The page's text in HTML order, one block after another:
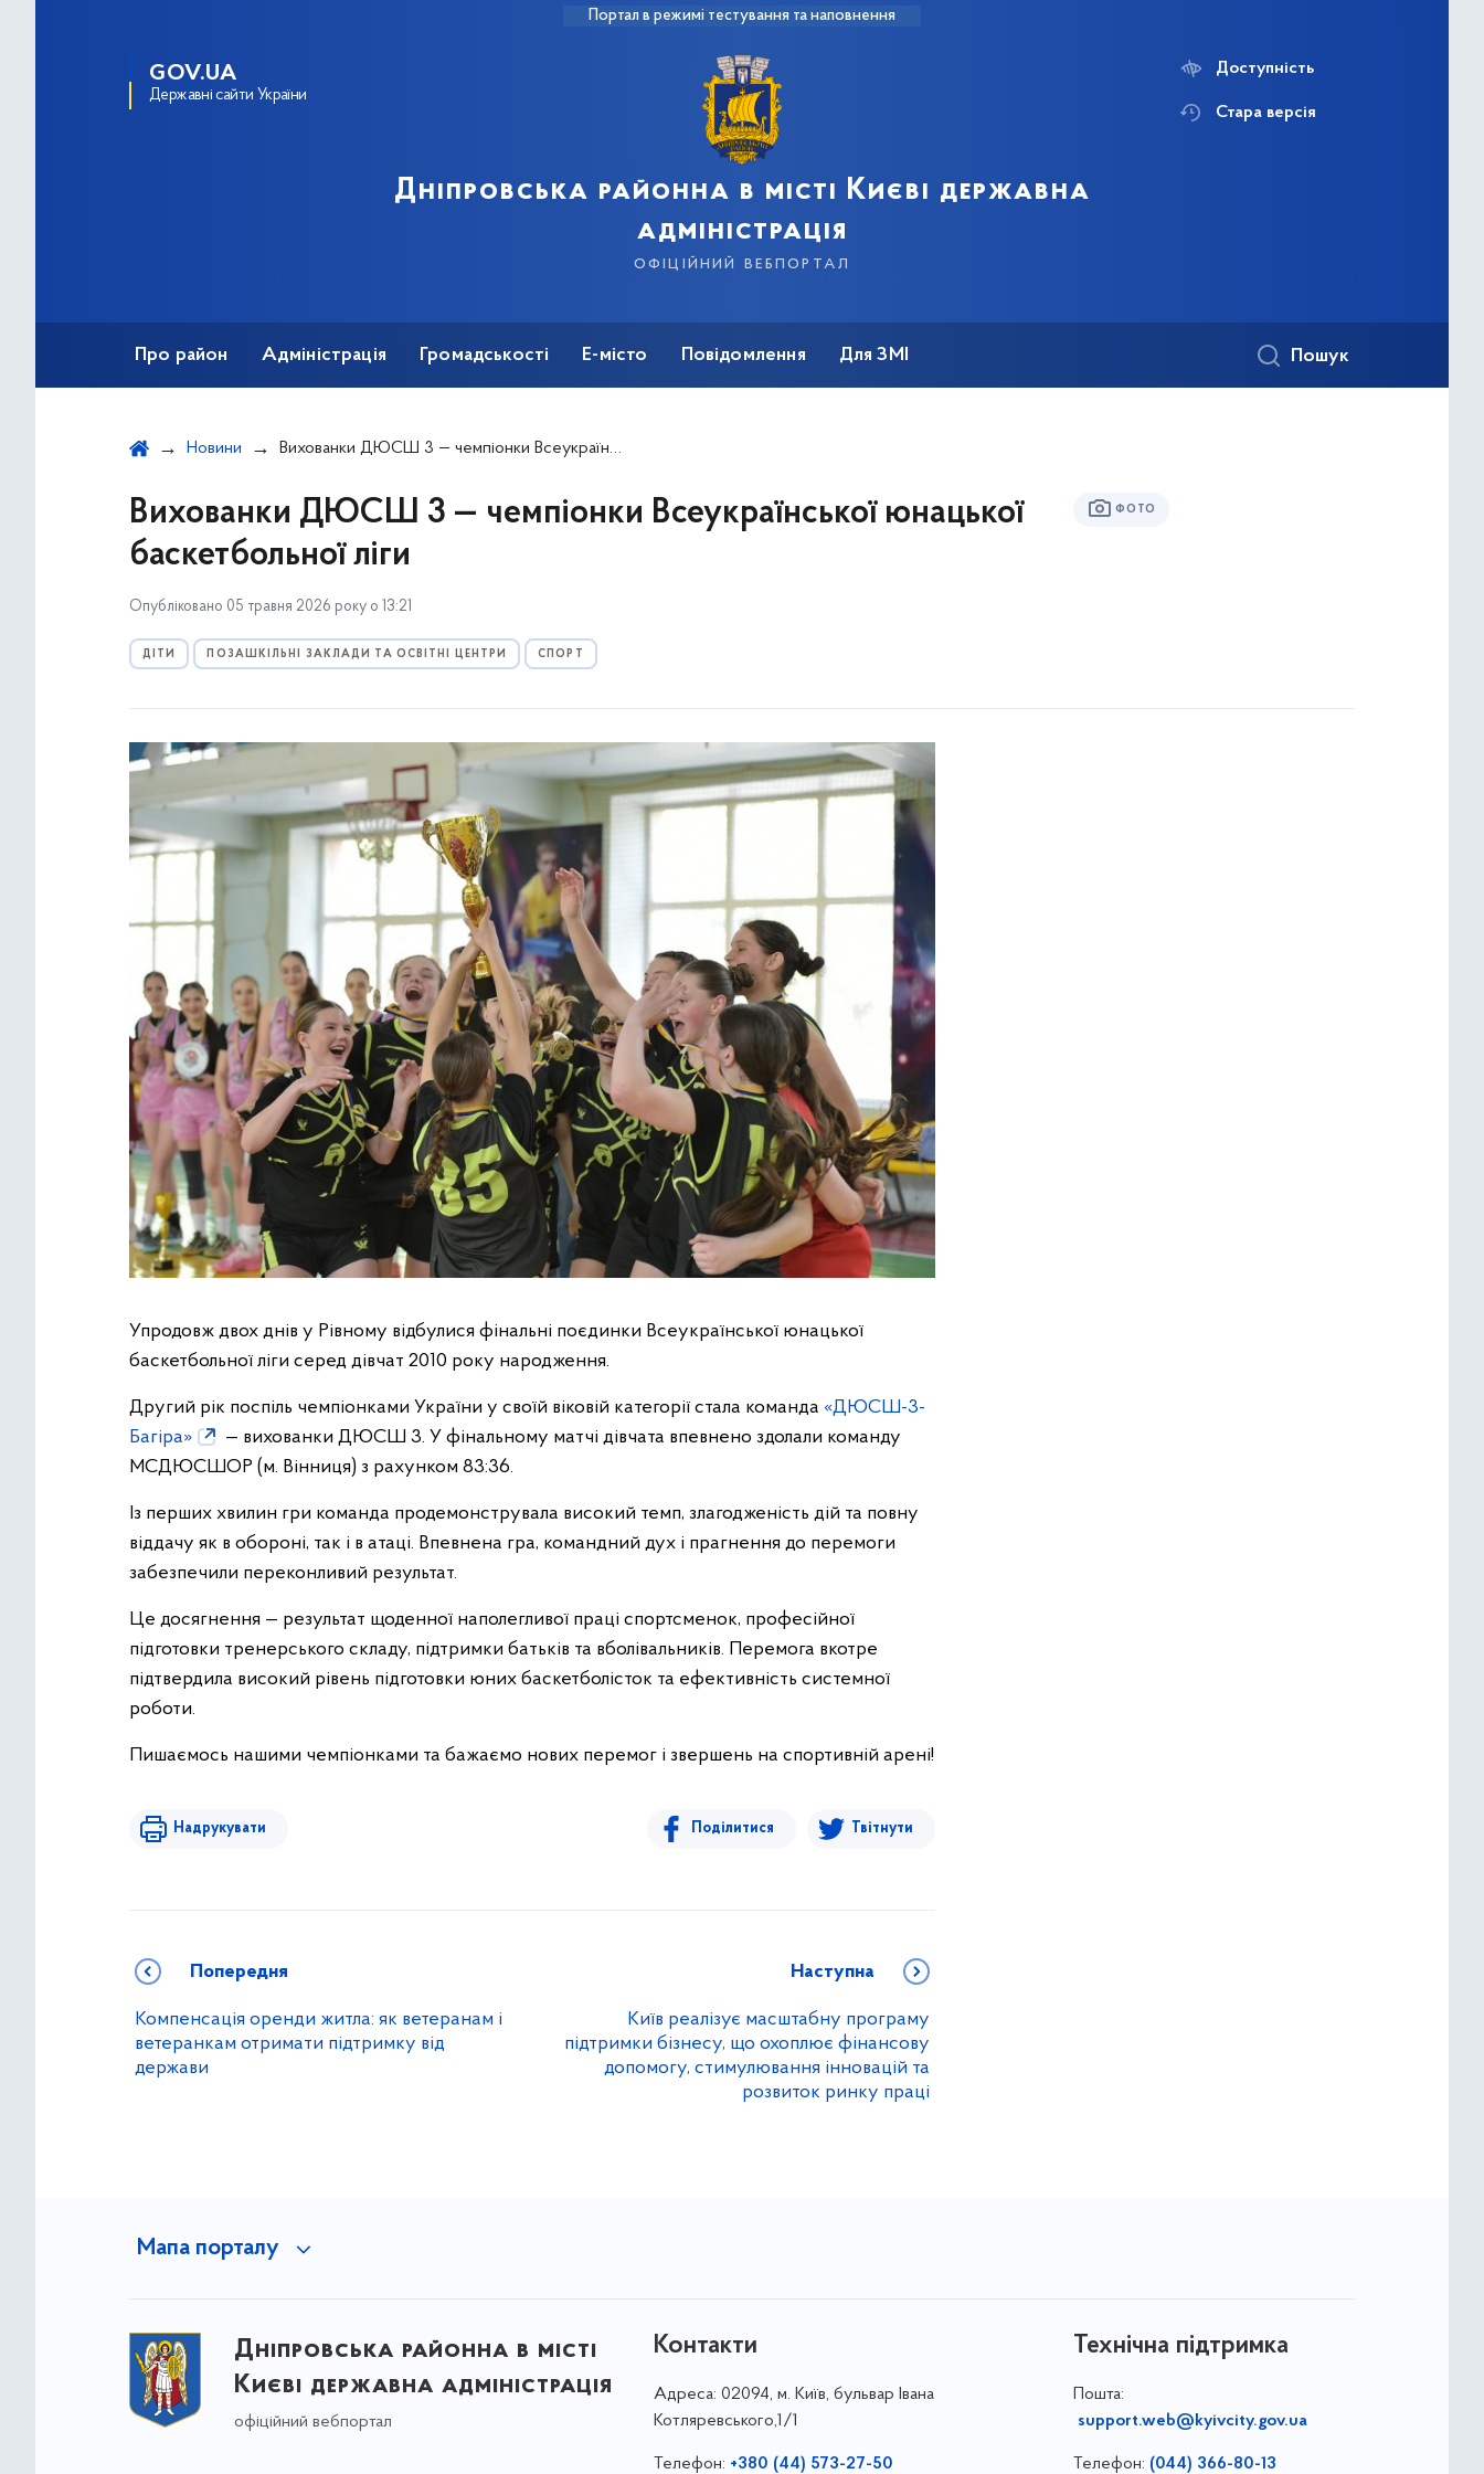
Портал в режимі тестування та наповнення
GOV.UA
Державні сайти України
Дніпровська районна в місті Києві державна
адміністрація
офіційний вебпортал
Доступність
Стара версія
Про район Адміністрація Громадськості Е-місто Повідомлення Для ЗМІ Пошук
Новини Вихованки ДЮСШ 3 — чемпіонки Всеукраїнської юнацької баскетбольної ліги
Вихованки ДЮСШ 3 — чемпіонки Всеукраїнської юнацької
баскетбольної ліги
Опубліковано 05 травня 2026 року о 13:21
ДІТИ ПОЗАШКІЛЬНІ ЗАКЛАДИ ТА ОСВІТНІ ЦЕНТРИ СПОРТ
ФОТО
Упродовж двох днів у Рівному відбулися фінальні поєдинки Всеукраїнської юнацької
баскетбольної ліги серед дівчат 2010 року народження.
Другий рік поспіль чемпіонками України у своїй віковій категорії стала команда «ДЮСШ-3-
Багіра»
— вихованки ДЮСШ 3. У фінальному матчі дівчата впевнено здолали команду
МСДЮСШОР (м. Вінниця) з рахунком 83:36.
Із перших хвилин гри команда продемонструвала високий темп, злагодженість дій та повну
віддачу як в обороні, так і в атаці. Впевнена гра, командний дух і прагнення до перемоги
забезпечили переконливий результат.
Це досягнення — результат щоденної наполегливої праці спортсменок, професійної
підготовки тренерського складу, підтримки батьків та вболівальників. Перемога вкотре
підтвердила високий рівень підготовки юних баскетболісток та ефективність системної
роботи.
Пишаємось нашими чемпіонками та бажаємо нових перемог і звершень на спортивній арені!
Надрукувати Поділитися Твітнути
Попередня
Компенсація оренди житла: як ветеранам і
ветеранкам отримати підтримку від
держави
Наступна
Київ реалізує масштабну програму
підтримки бізнесу, що охоплює фінансову
допомогу, стимулювання інновацій та
розвиток ринку праці
Мапа порталу
Дніпровська районна в місті
Києві державна адміністрація
офіційний вебпортал
Контакти
Адреса: 02094, м. Київ, бульвар Івана
Котляревського,1/1
Телефон: +380 (44) 573-27-50
Технічна підтримка
Пошта:
support.web@kyivcity.gov.ua
Телефон: (044) 366-80-13